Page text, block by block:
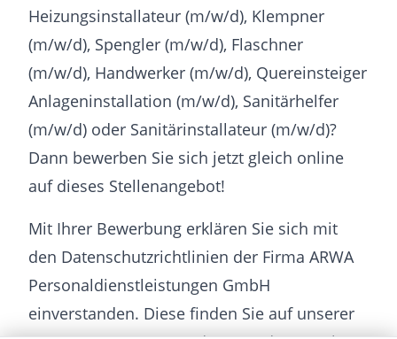
Heizungsinstallateur (m/w/d), Klempner
(m/w/d), Spengler (m/w/d), Flaschner
(m/w/d), Handwerker (m/w/d), Quereinsteiger
Anlageninstallation (m/w/d), Sanitärhelfer
(m/w/d) oder Sanitärinstallateur (m/w/d)?
Dann bewerben Sie sich jetzt gleich online
auf dieses Stellenangebot!
Mit Ihrer Bewerbung erklären Sie sich mit
den Datenschutzrichtlinien der Firma ARWA
Personaldienstleistungen GmbH
einverstanden. Diese finden Sie auf unserer